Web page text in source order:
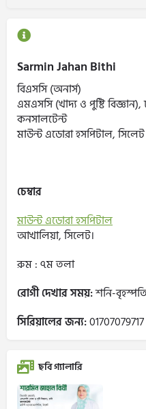
Sarmin Jahan Bithi
বিএসসি (অনার্স)
এমএসসি (খাদ্য ও পুষ্টি বিজ্ঞান),
কনসালটেন্ট
মাউন্ট এডোরা হসপিটাল, সিলেট
চেম্বার
মাউন্ট এডোরা হসপিটাল
আখালিয়া, সিলেট।
রুম : ৭ম তলা
রোগী দেখার সময়:শনি-
সিরিয়ালের জন্য:
ছবি গ্যালারি